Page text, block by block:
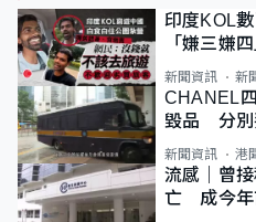
印度KOL
「嫌三嫌
質旅客
新聞資訊 新
CHANEL
毀品 分別
新聞資訊 港
流感｜曾
亡 成今年